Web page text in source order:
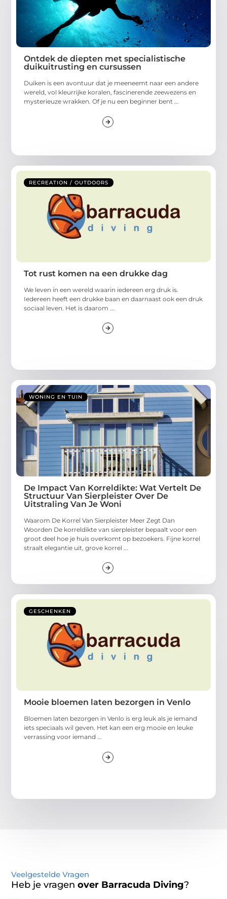
Ontdek de diepten met specialistische
duikuitrusting en cursussen
Duiken is een avontuur dat je meeneemt naar een andere
wereld, vol kleurrijke koralen, fascinerende zeewezens en
mysterieuze wrakken. Of je nu een beginner bent ...
RECREATION / OUTDOORS
Tot rust komen na een drukke dag
We leven in een wereld waarin iedereen erg druk is.
Iedereen heeft een drukke baan en daarnaast ook een druk
sociaal leven. Het is daarom ...
WONING EN TUIN
De Impact Van Korreldikte: Wat Vertelt De
Structuur Van Sierpleister Over De
Uitstraling Van Je Woni
Waarom De Korrel Van Sierpleister Meer Zegt Dan
Woorden De korreldikte van sierpleister bepaalt voor een
groot deel hoe je huis overkomt op bezoekers. Fijne korrel
straalt elegantie uit, grove korrel ...
GESCHENKEN
Mooie bloemen laten bezorgen in Venlo
Bloemen laten bezorgen in Venlo is erg leuk als je iemand
iets speciaals wil geven. Het kan een erg mooie en leuke
verrassing voor iemand ...
Veelgestelde Vragen
Heb je vragenover Barracuda Diving?